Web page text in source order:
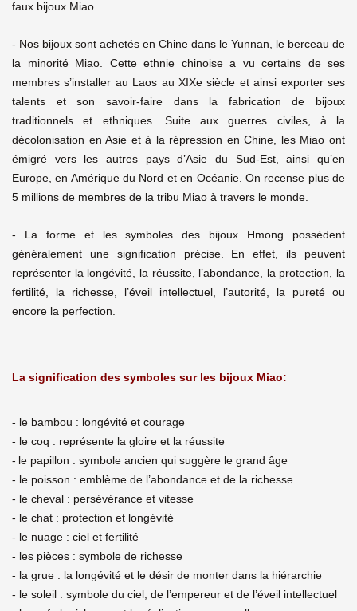
faux bijoux Miao.
- Nos bijoux sont achetés en Chine dans le Yunnan, le berceau de
la minorité Miao. Cette ethnie chinoise a vu certains de ses
membres s’installer au Laos au XIXe siècle et ainsi exporter ses
talents et son savoir-faire dans la fabrication de bijoux
traditionnels et ethniques. Suite aux guerres civiles, à la
décolonisation en Asie et à la répression en Chine, les Miao ont
émigré vers les autres pays d’Asie du Sud-Est, ainsi qu’en
Europe, en Amérique du Nord et en Océanie. On recense plus de
5 millions de membres de la tribu Miao à travers le monde.
- La forme et les symboles des bijoux Hmong possèdent
généralement une signification précise. En effet, ils peuvent
représenter la longévité, la réussite, l’abondance, la protection, la
fertilité, la richesse, l’éveil intellectuel, l’autorité, la pureté ou
encore la perfection.
La signification des symboles sur les bijoux Miao:
- le bambou : longévité et courage
- le coq : représente la gloire et la réussite
- le papillon : symbole ancien qui suggère le grand âge
- le poisson : emblème de l’abondance et de la richesse
- le cheval : persévérance et vitesse
- le chat : protection et longévité
- le nuage : ciel et fertilité
- les pièces : symbole de richesse
- la grue : la longévité et le désir de monter dans la hiérarchie
- le soleil : symbole du ciel, de l’empereur et de l’éveil intellectuel